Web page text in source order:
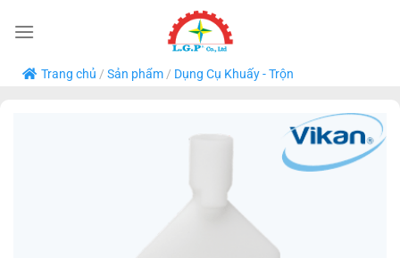
qua
dung
Trang chủ / Sản phẩm/ Dụng Cụ Khuấy - Trộn